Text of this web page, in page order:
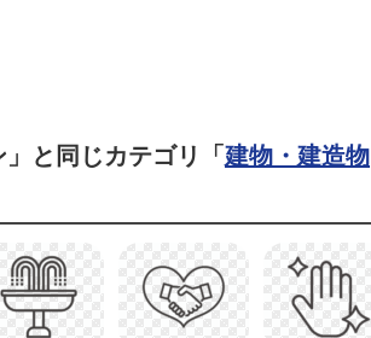
」と同じカテゴリ「 建物・建造物